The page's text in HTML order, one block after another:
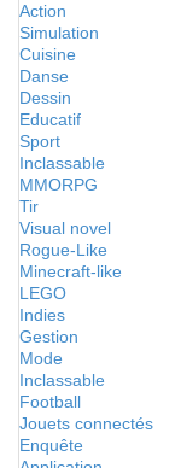
Action
Simulation
Cuisine
Danse
Dessin
Educatif
Sport
Inclassable
MMORPG
Tir
Visual novel
Rogue-Like
Minecraft-like
LEGO
Indies
Gestion
Mode
Inclassable
Football
Jouets connectés
Enquête